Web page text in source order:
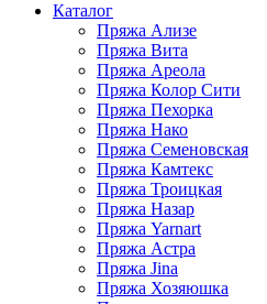
Каталог
Пряжа Ализе
Пряжа Вита
Пряжа Ареола
Пряжа Колор Сити
Пряжа Пехорка
Пряжа Нако
Пряжа Семеновская
Пряжа Камтекс
Пряжа Троицкая
Пряжа Назар
Пряжа Yarnart
Пряжа Астра
Пряжа Jina
Пряжа Хозяюшка